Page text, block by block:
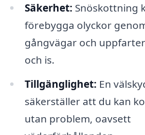
Säkerhet: Snöskottning
förebygga olyckor
gångvägar och
och is.
Tillgänglighet: En
säkerställer att du kan
utan problem, oavsett